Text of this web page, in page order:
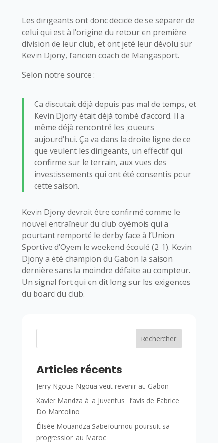
Les dirigeants ont donc décidé de se séparer de
celui qui est à l’origine du retour en première
division de leur club, et ont jeté leur dévolu sur
Kevin Djony, l’ancien coach de Mangasport.
Selon notre source :
Ca discutait déjà depuis pas mal de temps, et
Kevin Djony était déjà tombé d’accord. Il a
même déjà rencontré les joueurs
aujourd’hui. Ça va dans la droite ligne de ce
que veulent les dirigeants, un effectif qui
confirme sur le terrain, aux vues des
investissements qui ont été consentis pour
cette saison.
Kevin Djony devrait être confirmé comme le
nouvel entraîneur du club oyémois qui a
pourtant remporté le derby face à l’Union
Sportive d’Oyem le weekend écoulé (2-1). Kevin
Djony a été champion du Gabon la saison
dernière sans la moindre défaite au compteur.
Un signal fort qui en dit long sur les exigences
du board du club.
Rechercher
Articles récents
Jerry Ngoua Ngoua veut revenir au Gabon
Xavier Mandza à la Juventus : l’avis de Fabrice
Do Marcolino
Élisée Mouandza Sabefoumou poursuit sa
progression au Maroc